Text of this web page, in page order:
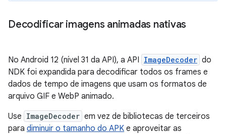
Decodificar imagens animadas nativas
No Android 12 (nível 31 da API), a API ImageDecoder do
NDK foi expandida para decodificar todos os frames e
dados de tempo de imagens que usam os formatos de
arquivo GIF e WebP animado.
Use ImageDecoder em vez de bibliotecas de terceiros
para diminuir o tamanho do APK e aproveitar as